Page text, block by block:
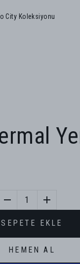
City Koleksiyonu
1
SEPETE EKLE
HEMEN AL